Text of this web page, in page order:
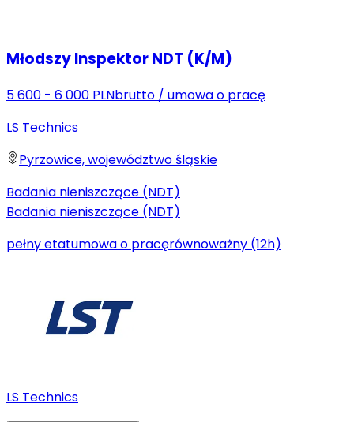
Młodszy Inspektor NDT (K/M)
5 600 - 6 000 PLNbrutto / umowa o pracę
LS Technics
Pyrzowice, województwo śląskie
Badania nieniszczące (NDT)
Badania nieniszczące (NDT)
pełny etatumowa o pracęrównoważny (12h)
LS Technics